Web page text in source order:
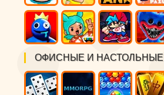
ОФИСНЫЕ И НАСТОЛЬНЫЕ